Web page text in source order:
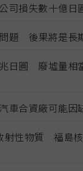
司損失數十億日
題 後果將是長
日圓 廢墟量相
車合資廠可能因
射性物質 福島